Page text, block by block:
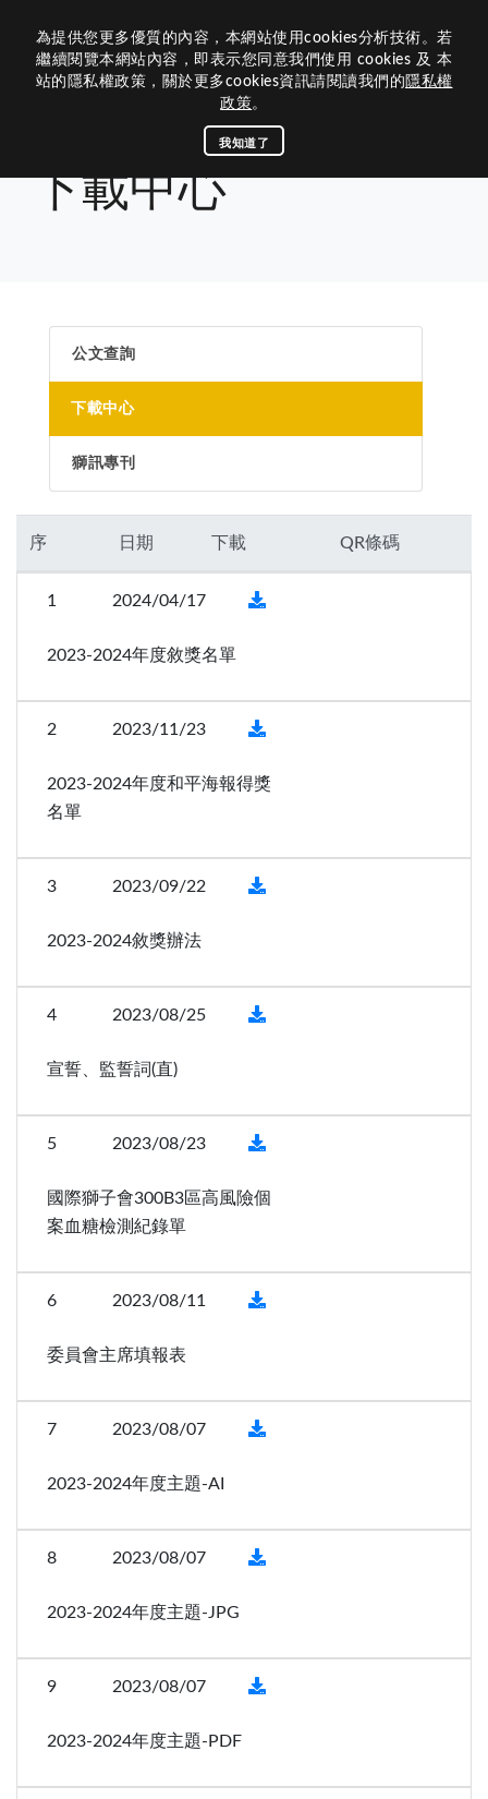
歷屆網站
關於我們
300B 3區的沿革
歷史和任務
八大宗旨與信條
獅子會的簡史
內閣團隊
300B 3區團隊
區策顧問
專區主席
分區主席
委員會主席
活動媒體
最新消息
活動相簿
公文查詢
專刊手冊
獅訊專刊
總會連結
300B複合區
台灣獅子會基金會
L.C.T.F.台灣基金
LCTF捐款名錄
捐獻榮譽
獅友捐獻榮譽榜
聯絡我們
300B 3區
聯絡300B 3區
各分會
回首頁
為提供您更多優質的內容，本網站使用cookies分析技術。若
繼續閱覽本網站內容，即表示您同意我們使用 cookies 及 本
站的隱私權政策，關於更多cookies資訊請閱讀我們的 隱私權
政策。
我知道了
下載中心
公文查詢
下載中心
獅訊專刊
序 日期 下載 QR條碼
1 2024/04/17
2023-2024年度敘獎名單
2 2023/11/23
2023-2024年度和平海報得獎
名單
3 2023/09/22
2023-2024敘獎辦法
4 2023/08/25
宣誓、監誓詞(直)
5 2023/08/23
國際獅子會300B3區高風險個
案血糖檢測紀錄單
6 2023/08/11
委員會主席填報表
7 2023/08/07
2023-2024年度主題-AI
8 2023/08/07
2023-2024年度主題-JPG
9 2023/08/07
2023-2024年度主題-PDF